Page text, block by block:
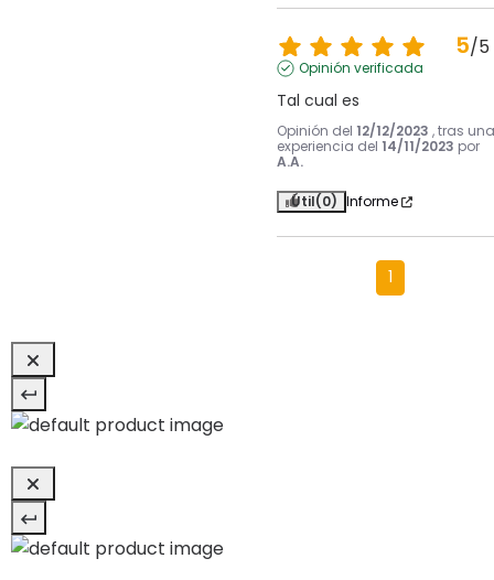
5/5
Opinión verificada
Tal cual es
Opinión del 12/12/2023 , tras una
experiencia del 14/11/2023 por
A.A.
Útil(0) Informe
1